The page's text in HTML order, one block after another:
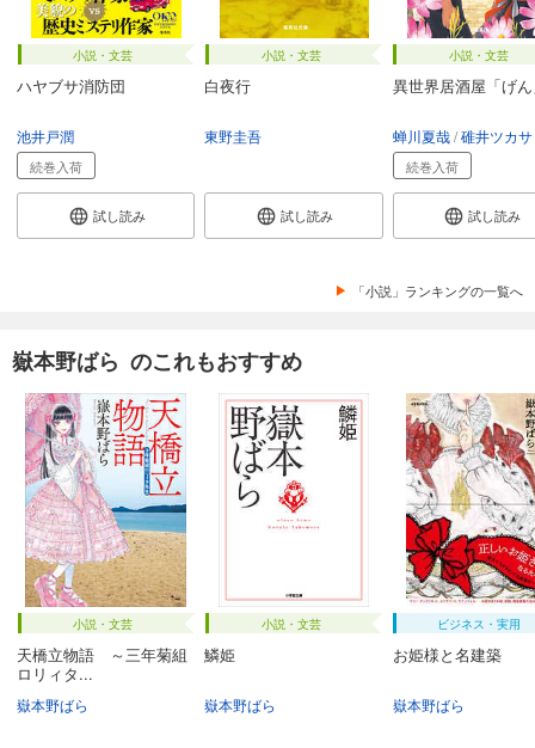
小説・文芸
ハヤブサ消防団
池井戸潤
続巻入荷
試し読み
小説・文芸
白夜行
東野圭吾
試し読み
小説・文芸
異世界居酒屋「げ
蝉川夏哉 碓井ツカサ
続巻入荷
試し読み
「小説」ランキングの一覧へ
嶽本野ばら のこれもおすすめ
小説・文芸
天橋立物語 ～三年菊組
ロリィタ...
嶽本野ばら
小説・文芸
鱗姫
嶽本野ばら
ビジネス・実用
お姫様と名建築
嶽本野ばら